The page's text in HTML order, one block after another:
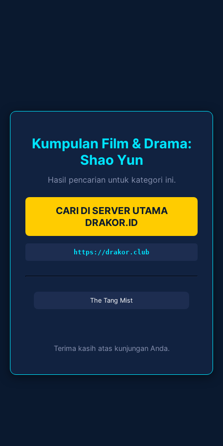
Kumpulan Film & Drama:
Shao Yun
Hasil pencarian untuk kategori ini.
CARI DI SERVER UTAMA
DRAKOR.ID
https://drakor.club
The Tang Mist
Terima kasih atas kunjungan Anda.